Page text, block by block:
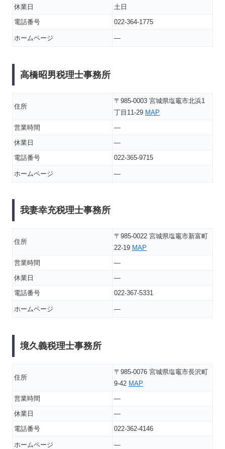
休業日
土日
電話番号
022-364-1775
ホームページ ―
高橋昭男税理士事務所
住所
〒985-0003 宮城県塩竈市北浜1
丁目11-29 MAP
営業時間
―
休業日
―
電話番号
022-365-9715
ホームページ ―
我妻幸充税理士事務所
住所
〒985-0022 宮城県塩竈市新富町
22-19 MAP
営業時間
―
休業日
―
電話番号
022-367-5331
ホームページ ―
境久義税理士事務所
住所
〒985-0076 宮城県塩竈市長沢町
9-42 MAP
営業時間
―
休業日
―
電話番号
022-362-4146
ホームページ ―